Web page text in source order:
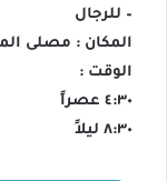
– للرجال
المكان : مصلى
الوقت :
٤:٣٠ عصراً
٨:٣٠ ليلاً